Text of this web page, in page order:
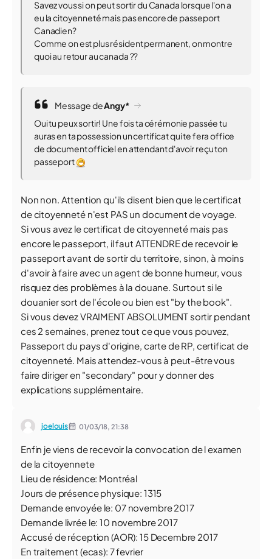
Savez vous si on peut sortir du Canada lorsque l'on a
eu la citoyenneté mais pas encore de passeport
Canadien?
Comme on est plus résident permanent, on montre
quoi au retour au canada ??
Message deAngy*
Oui tu peux sortir! Une fois ta cérémonie passée tu
auras en ta possession un certificat qui te fera office
de document officiel en attendant d'avoir reçu ton
passeport
Non non. Attention qu'ils disent bien que le certificat
de citoyenneté n'est PAS un document de voyage.
Si vous avez le certificat de citoyenneté mais pas
encore le passeport, il faut ATTENDRE de recevoir le
passeport avant de sortir du territoire, sinon, à moins
d'avoir à faire avec un agent de bonne humeur, vous
risquez des problèmes à la douane. Surtout si le
douanier sort de l'école ou bien est "by the book".
Si vous devez VRAIMENT ABSOLUMENT sortir pendant
ces 2 semaines, prenez tout ce que vous pouvez,
Passeport du pays d'origine, carte de RP, certificat de
citoyenneté. Mais attendez-vous à peut-être vous
faire diriger en "secondary" pour y donner des
explications supplémentaire.
joelouis 01/03/18, 21:38
Enfin je viens de recevoir la convocation de l examen
de la citoyennete
Lieu de résidence: Montréal
Jours de présence physique: 1315
Demande envoyée le: 07 novembre 2017
Demande livrée le: 10 novembre 2017
Accusé de réception (AOR): 15 Decembre 2017
En traitement (ecas): 7 fevrier